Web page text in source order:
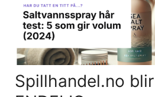
Spillhandel.no